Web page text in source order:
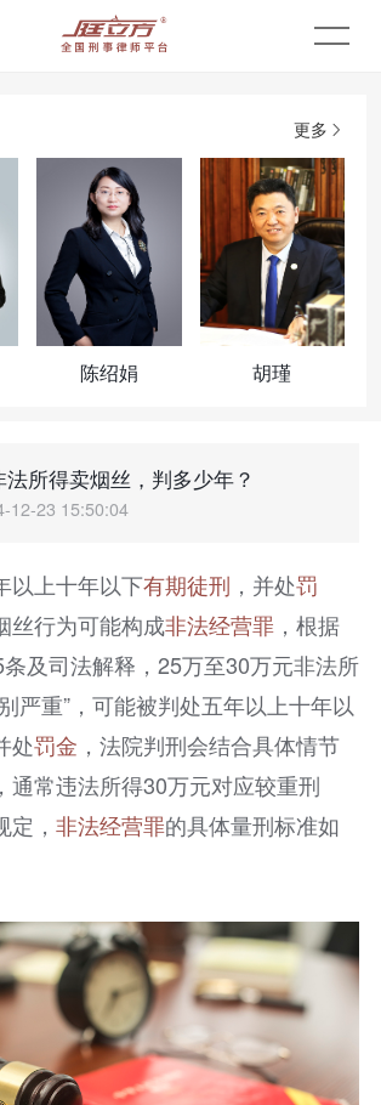

更多
陈绍娟 胡瑾
所得卖烟丝，判多少年？
12-23 15:50:04
以上十年以下有期徒刑 ，并处罚
丝行为可能构成非法经营罪，根据
及司法解释，25万至30万元非法所
严重”，可能被判处五年以上十年以
处罚金 ，法院判刑会结合具体情节
通常违法所得30万元对应较重刑
， 非法经营罪的具体量刑标准如